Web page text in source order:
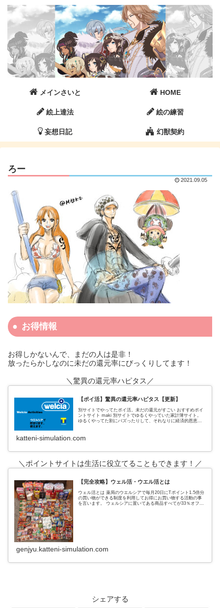
メインさいと HOME
絵上達法 絵の練習
妄想日記 幻獣契約
ろー
2021.09.05
お得情報
お得しかないんで、まだの人は是非！
放ったらかしなのに未だの還元率にびっくりしてます！
＼驚異の還元率ハピタス／
【ポイ活】驚異の還元率ハピタス【更新】
別サイトでやってたポイ活。未だの還元がすごい おすすめポイ
ントサイト maki 別サイトでゆるくやっていた家計簿サイト。
ゆるくやってた割にバズったりして、それなりに経済的恩恵も
katteni-simulation.com
＼ポイントサイトは生活に役立てることもできます！／
【完全攻略】ウェル活・ウエル活とは
ウェル活とは 薬局のウエルシアで毎月20日にTポイント1.5倍分
の買い物ができる制度を利用してお得にお買い物する活動の事
を言います。 ウェルシアに置いてある商品すべてが33％オフに
genjyu.katteni-simulation.com
シェアする